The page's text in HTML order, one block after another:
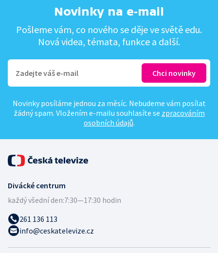
Novinky na e-mail
Pošleme vám, co nového se děje ve světě edu.
Nová videa, témata, funkce a další.
Novinky posíláme jednou za měsíc. Nebudeme vám posílat
žádný spam. Vložením e-mailu souhlasíte se zpracováním
osobních údajů.